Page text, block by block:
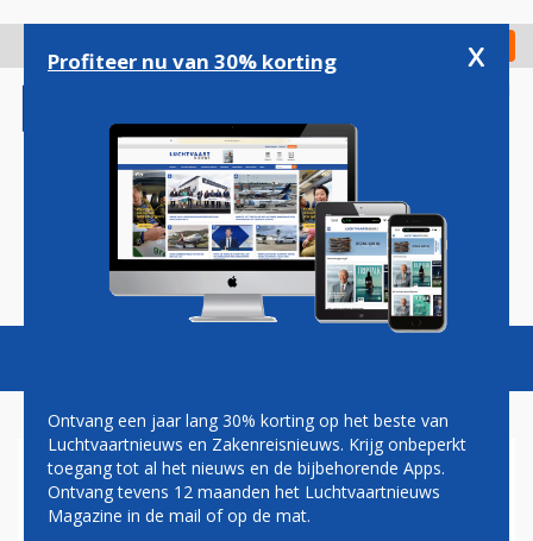
gaan
Check in
Magazine Podcasts Vacatures
MALPENSA
Profiteer nu van 30% korting x
Ontvang een jaar lang 30% korting op het beste van
Luchtvaartnieuws en Zakenreisnieuws. Krijg onbeperkt
toegang tot al het nieuws en de bijbehorende Apps.
Ontvang tevens 12 maanden het Luchtvaartnieuws
Magazine in de mail of op de mat.